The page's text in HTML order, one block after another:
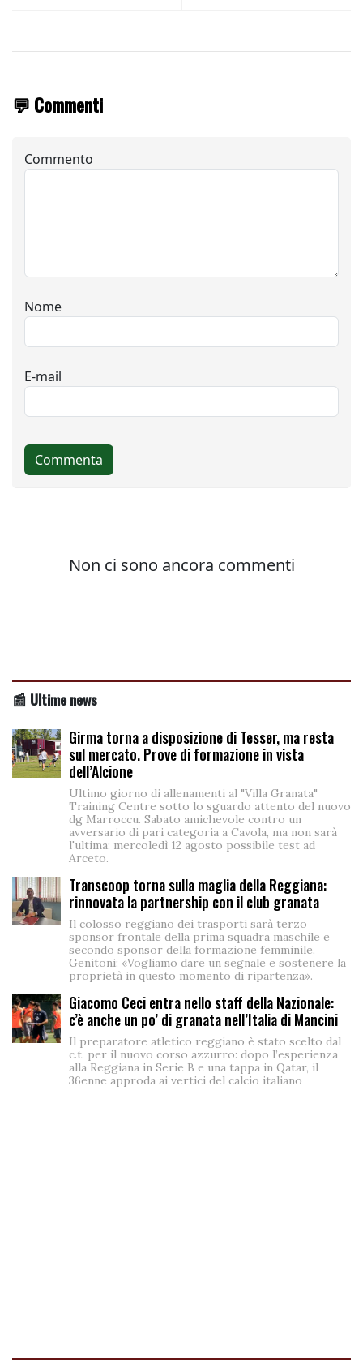
💬 Commenti
📰 Ultime news
Girma torna a disposizione di Tesser, ma resta
sul mercato. Prove di formazione in vista
dell’Alcione
Ultimo giorno di allenamenti al "Villa Granata"
Training Centre sotto lo sguardo attento del nuovo
dg Marroccu. Sabato amichevole contro un
avversario di pari categoria a Cavola, ma non sarà
l'ultima: mercoledì 12 agosto possibile test ad
Arceto.
Transcoop torna sulla maglia della Reggiana:
rinnovata la partnership con il club granata
Il colosso reggiano dei trasporti sarà terzo
sponsor frontale della prima squadra maschile e
secondo sponsor della formazione femminile.
Genitoni: «Vogliamo dare un segnale e sostenere la
proprietà in questo momento di ripartenza».
Giacomo Ceci entra nello staff della Nazionale:
c’è anche un po’ di granata nell’Italia di Mancini
Il preparatore atletico reggiano è stato scelto dal
c.t. per il nuovo corso azzurro: dopo l’esperienza
alla Reggiana in Serie B e una tappa in Qatar, il
36enne approda ai vertici del calcio italiano